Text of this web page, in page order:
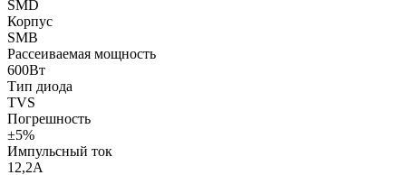
SMD
Корпус
SMB
Рассеиваемая мощность
600Вт
Тип диода
TVS
Погрешность
±5%
Импульсный ток
12,2А